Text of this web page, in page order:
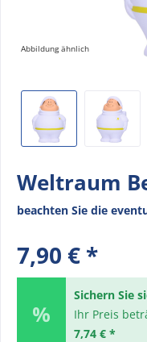
Abbildung ähnlich
Weltraum
beachten Sie die
7,90 € *
Sichern Sie
Ihr Preis
7,74 € *